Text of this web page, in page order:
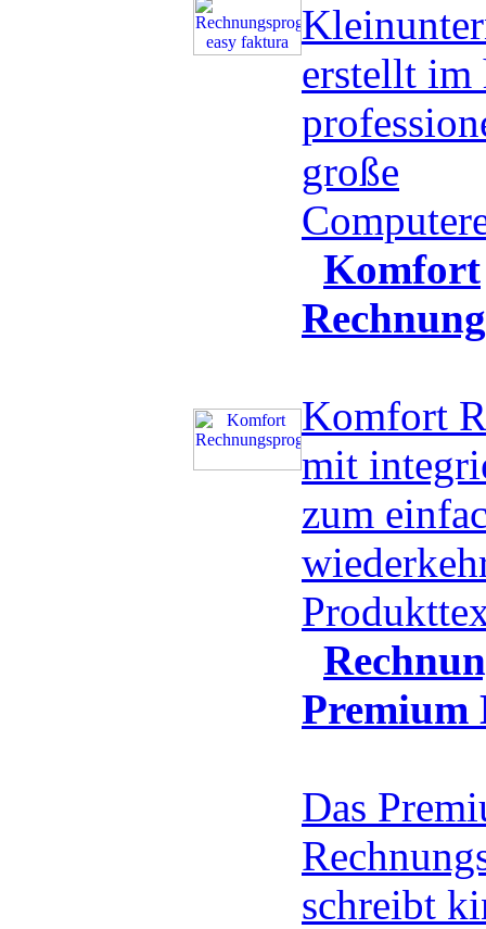
erstellt im
große
Komfort
Komfort
mit
zum
Premium
Das
schreibt